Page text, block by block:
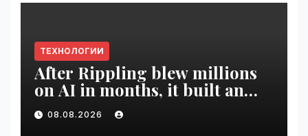
ТЕХНОЛОГИИ
After Rippling blew millions
on AI in months, it built an
employee ROI tool |
VseTime.ru
08.08.2026